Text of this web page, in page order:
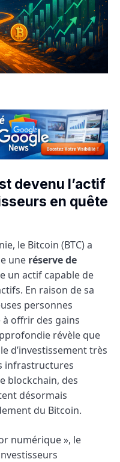
devenu l’actif
en quête
le Bitcoin (BTC) a
une réserve de
un actif capable de
En raison de sa
personnes
offrir des gains
révèle que
d’investissement très
infrastructures
blockchain, des
désormais
du Bitcoin.
numérique », le